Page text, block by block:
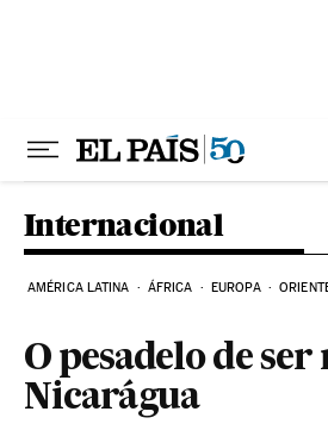
Internacional
AMÉRICA LATINA ÁFRICA EUROPA
O pesadelo de
Nicarágua